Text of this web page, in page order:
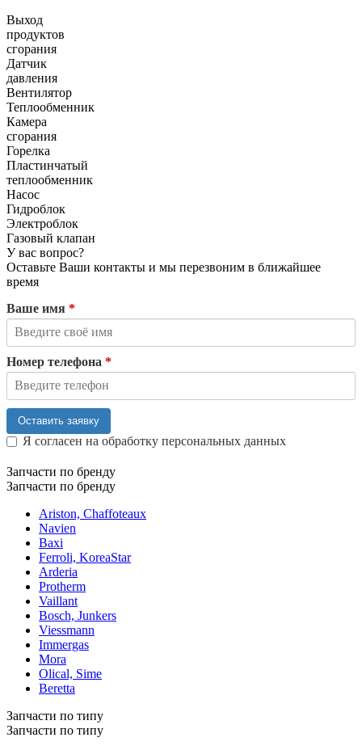
Выход
продуктов
сгорания
Датчик
давления
Вентилятор
Теплообменник
Камера
сгорания
Горелка
Пластинчатый
теплообменник
Насос
Гидроблок
Электроблок
Газовый клапан
У вас вопрос?
Оставьте Ваши контакты и мы перезвоним в ближайшее
время
Ваше имя *
Номер телефона *
Оставить заявку
Я согласен на обработку персональных данных
Запчасти по бренду
Запчасти по бренду
Ariston, Chaffoteaux
Navien
Baxi
Ferroli, KoreaStar
Arderia
Protherm
Vaillant
Bosch, Junkers
Viessmann
Immergas
Mora
Olical, Sime
Beretta
Запчасти по типу
Запчасти по типу